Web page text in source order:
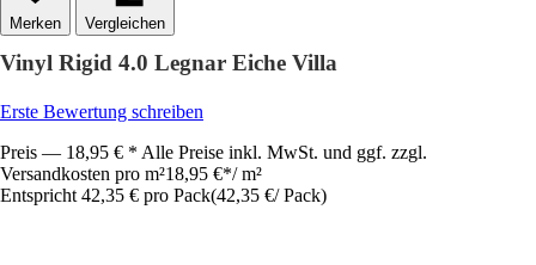
Vergleichen
Vinyl Rigid 4.0 Legnar Eiche Villa
Erste Bewertung schreiben
Preis — 18,95 € * Alle Preise inkl. MwSt. und ggf. zzgl.
Versandkosten pro m²18,95 €*/ m²
Entspricht 42,35 € pro Pack(42,35 €/ Pack)